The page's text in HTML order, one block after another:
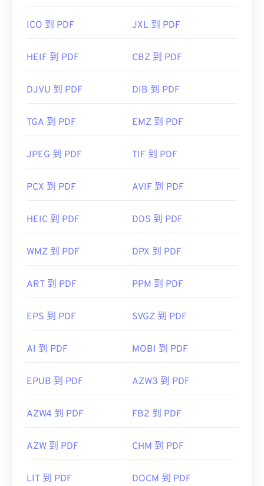
ICO 到 PDF JXL 到 PDF
HEIF 到 PDF CBZ 到 PDF
DJVU 到 PDF DIB 到 PDF
TGA 到 PDF EMZ 到 PDF
JPEG 到 PDF TIF 到 PDF
PCX 到 PDF AVIF 到 PDF
HEIC 到 PDF DDS 到 PDF
WMZ 到 PDF DPX 到 PDF
ART 到 PDF PPM 到 PDF
EPS 到 PDF SVGZ 到 PDF
AI 到 PDF MOBI 到 PDF
EPUB 到 PDF AZW3 到 PDF
AZW4 到 PDF FB2 到 PDF
AZW 到 PDF CHM 到 PDF
LIT 到 PDF DOCM 到 PDF